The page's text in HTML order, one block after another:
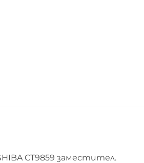
CT9859 заместител.